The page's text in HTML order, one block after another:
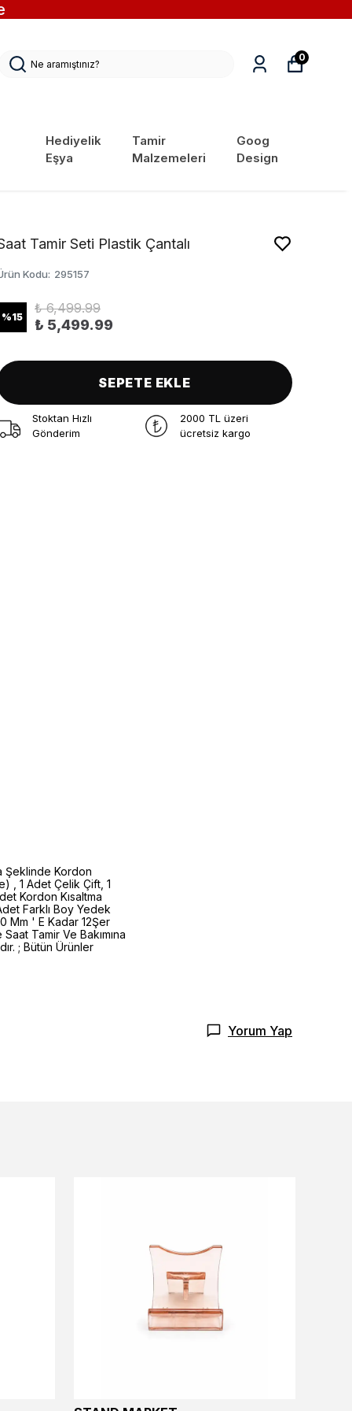
Hediyelik
Eşya
Tamir
Malzemeleri
Goog
Design
0
Tamir Seti Plastik Çantalı
Kodu: 295157
%15
₺ 6,499.99
₺ 5,499.99
SEPETE EKLE
Stoktan Hızlı
Gönderim
2000 TL üzeri
ücretsiz kargo
Şeklinde Kordon
, 1 Adet Çelik Çift, 1
Kordon Kısaltma
Farklı Boy Yedek
Mm ' E Kadar 12Şer
Tamir Ve Bakımına
; Bütün Ürünler
Yorum Yap